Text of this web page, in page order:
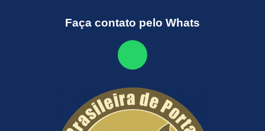
Faça contato pelo Whats